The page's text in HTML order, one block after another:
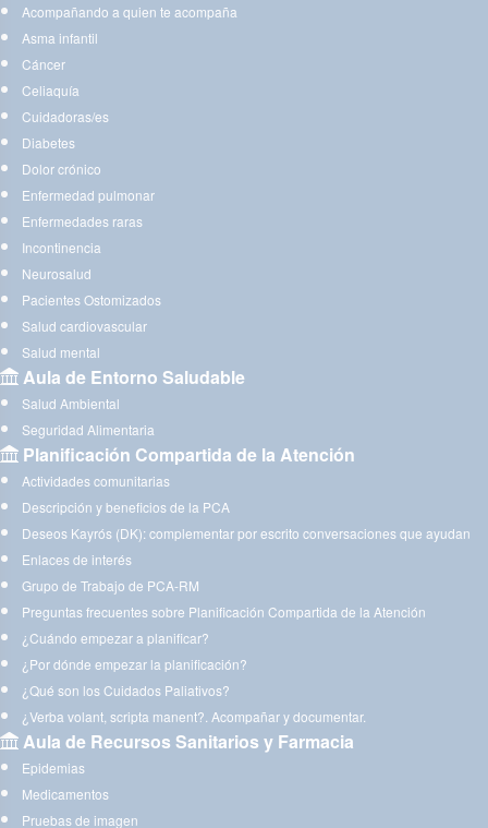
Acompañando a quien te acompaña
Asma infantil
Cáncer
Celiaquía
Cuidadoras/es
Diabetes
Dolor crónico
Enfermedad pulmonar
Enfermedades raras
Incontinencia
Neurosalud
Pacientes Ostomizados
Salud cardiovascular
Salud mental
Aula de Entorno Saludable
Salud Ambiental
Seguridad Alimentaria
Planificación Compartida de la Atención
Actividades comunitarias
Descripción y beneficios de la PCA
Deseos Kayrós (DK): complementar por escrito conversaciones que ayudan
Enlaces de interés
Grupo de Trabajo de PCA-RM
Preguntas frecuentes sobre Planificación Compartida de la Atención
¿Cuándo empezar a planificar?
¿Por dónde empezar la planificación?
¿Qué son los Cuidados Paliativos?
¿Verba volant, scripta manent?. Acompañar y documentar.
Aula de Recursos Sanitarios y Farmacia
Epidemias
Medicamentos
Pruebas de imagen